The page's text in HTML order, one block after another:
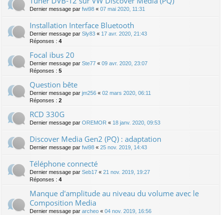
Dernier message par fwi98 « 07 mai 2020, 11:31
Installation Interface Bluetooth
Dernier message par Sly83 « 17 avr. 2020, 21:43
Réponses : 4
Focal ibus 20
Dernier message par Ste77 « 09 avr. 2020, 23:07
Réponses : 5
Question bête
Dernier message par jm256 « 02 mars 2020, 06:11
Réponses : 2
RCD 330G
Dernier message par OREMOR « 18 janv. 2020, 09:53
Discover Media Gen2 (PQ) : adaptation
Dernier message par fwi98 « 25 nov. 2019, 14:43
Téléphone connecté
Dernier message par Seb17 « 21 nov. 2019, 19:27
Réponses : 4
Manque d'amplitude au niveau du volume avec le
Composition Media
Dernier message par archeo « 04 nov. 2019, 16:56